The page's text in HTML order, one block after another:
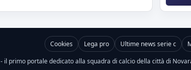
Cookies Lega pro Ultime news serie c
- il primo portale dedicato alla squadra di calcio della città di